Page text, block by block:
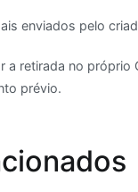
enviados pelo
a retirada no
prévio.